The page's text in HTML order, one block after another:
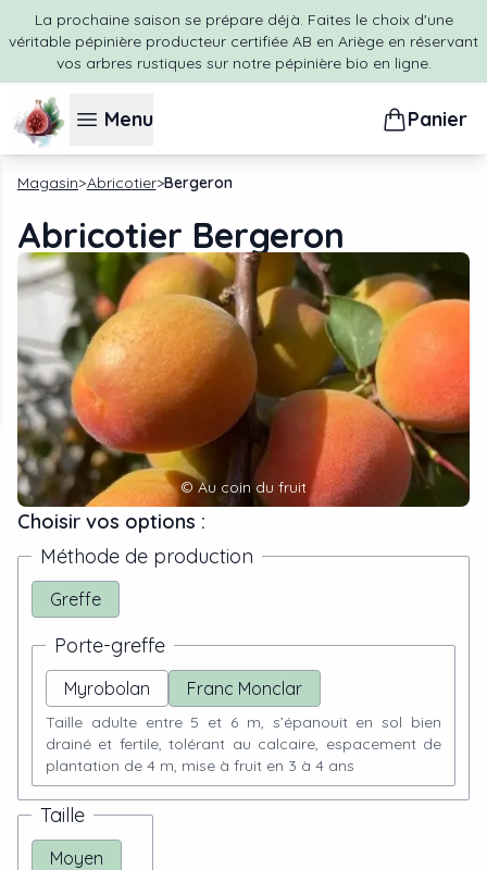
La prochaine saison se prépare déjà. Faites le choix d'une
véritable pépinière producteur certifiée AB en Ariège en réservant
vos arbres rustiques sur notre pépinière bio en ligne.
Menu Panier
Magasin Abricotier Bergeron
Abricotier Bergeron
©Au coin du fruit
Choisir vos options :
Méthode de production
Greffe
Porte-greffe
Myrobolan Franc Monclar
Taille adulte entre 5 et 6 m, s’épanouit en sol bien
drainé et fertile, tolérant au calcaire, espacement de
plantation de 4 m, mise à fruit en 3 à 4 ans
Taille
Moyen